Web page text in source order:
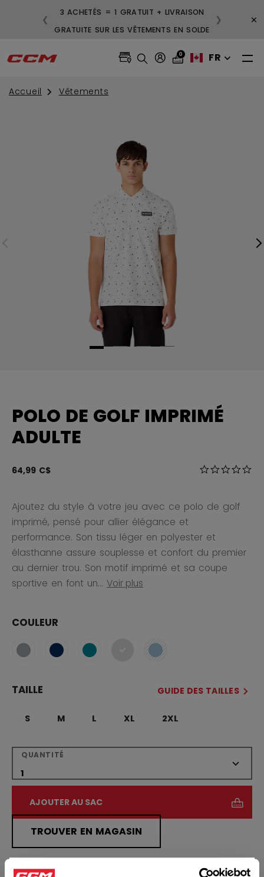
3 ACHETÉS = 1 GRATUIT + LIVRAISON
GRATUITE SUR LES VÊTEMENTS EN SOLDE
❮ ❯ ×
0 FR
Accueil Vêtements
POLO DE GOLF IMPRIMÉ
ADULTE
64,99 C$ 3,5 sur 5
Ajoutez du style à votre jeu avec ce polo de golf
imprimé, pensé pour allier élégance et
performance. Son tissu léger en polyester et
élasthanne assure souplesse et confort du premier
au dernier trou. Son motif imprimé et sa coupe
sportive en font un... Voir plus
COULEUR
sélectionné
TAILLE GUIDE DES TAILLES
S M L XL 2XL
QUANTITÉ
AJOUTER AU SAC
TROUVER EN MAGASIN
Politique de livraison Retours gratuits